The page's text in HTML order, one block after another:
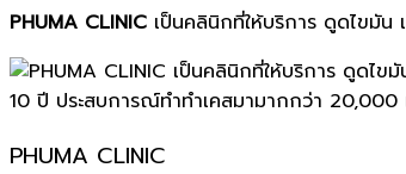
PHUMA CLINIC เป็นคลินิกที่ให้บริการ ดูดไขมั
PHUMA CLINIC